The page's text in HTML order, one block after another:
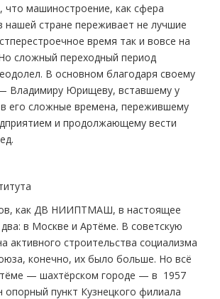
что машиностроение, как сфера
нашей стране переживает не лучшие
время так и вовсе на
сложный переходный период
В основном благодаря своему
Владимиру Юрищеву, вставшему у
в его сложные времена, пережившему
и продолжающему вести
как ДВ НИИПТМАШ, в настоящее
в Москве и Артёме. В советскую
активного строительства социализма
конечно, их было больше. Но всё
— шахтёрском городе — в 1957
опорный пункт Кузнецкого филиала